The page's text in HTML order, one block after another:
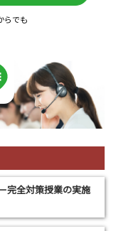
らでも
完全対策授業の実施